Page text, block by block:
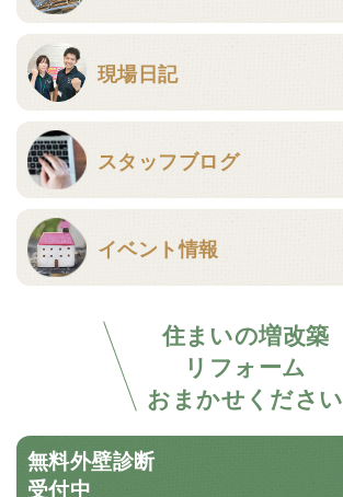
現場日記
スタッフブログ
イベント情報
住まいの増改築
リフォーム
おまかせください
無料外壁診断
受付中